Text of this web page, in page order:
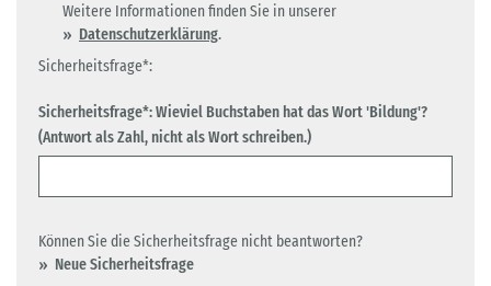
Weitere Informationen finden Sie in unserer
Datenschutzerklärung.
Sicherheitsfrage*:
Sicherheitsfrage*: Wieviel Buchstaben hat das Wort 'Bildung'?
(Antwort als Zahl, nicht als Wort schreiben.)
Können Sie die Sicherheitsfrage nicht beantworten?
Neue Sicherheitsfrage